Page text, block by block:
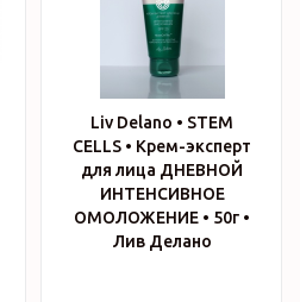
Liv Delano • STEM
CELLS • Крем-эксперт
для лица ДНЕВНОЙ
ИНТЕНСИВНОЕ
ОМОЛОЖЕНИЕ • 50г •
Лив Делано